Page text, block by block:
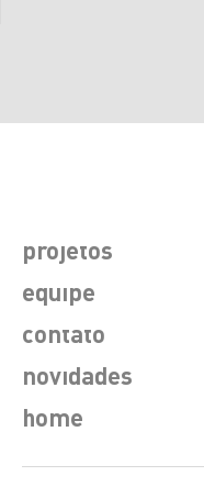
projetos
equipe
contato
novidades
home